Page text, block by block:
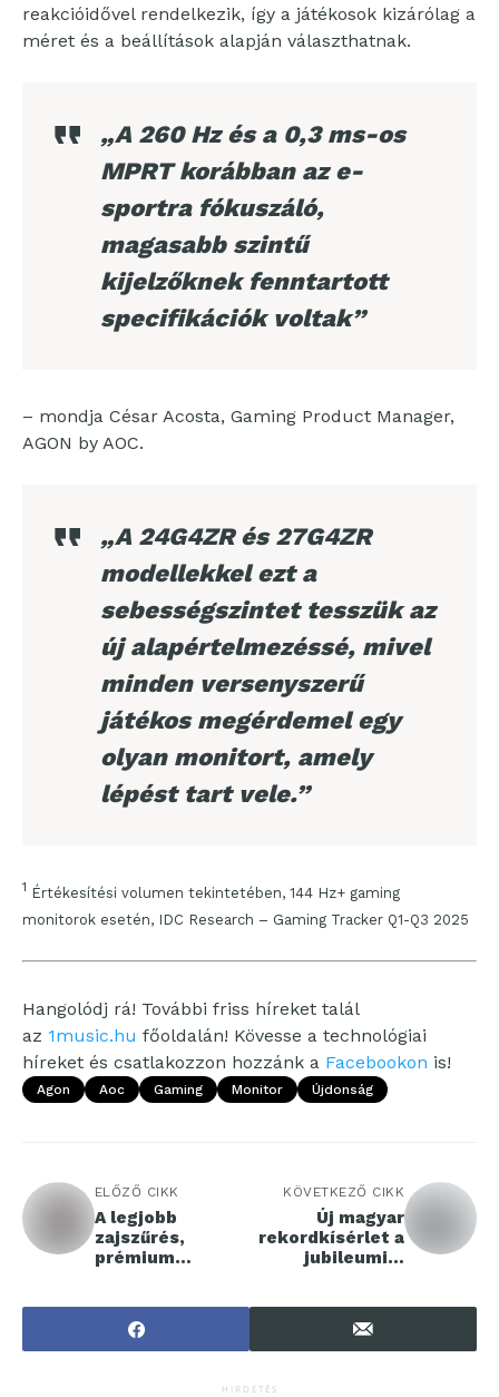
reakcióidővel rendelkezik, így a játékosok kizárólag a
méret és a beállítások alapján választhatnak.
„A 260 Hz és a 0,3 ms-os
MPRT korábban az e-
sportra fókuszáló,
magasabb szintű
kijelzőknek fenntartott
specifikációk voltak”
– mondja César Acosta, Gaming Product Manager,
AGON by AOC.
„A 24G4ZR és 27G4ZR
modellekkel ezt a
sebességszintet tesszük az
új alapértelmezéssé, mivel
minden versenyszerű
játékos megérdemel egy
olyan monitort, amely
lépést tart vele.”
1 Értékesítési volumen tekintetében, 144 Hz+ gaming
monitorok esetén, IDC Research – Gaming Tracker Q1-Q3 2025
Hangolódj rá! További friss híreket talál
az 1music.hu főoldalán! Kövesse a technológiai
híreket és csatlakozzon hozzánk a Facebookon is!
Agon Aoc Gaming Monitor Újdonság
ELŐZŐ CIKK
A legjobb
zajszűrés,
prémium
a WF-1000XM6
valódi vezeték
nélküli
KÖVETKEZŐ CIKK
Új magyar
rekordkísérlet a
jubileumi 4
Kiállításon
HIRDETÉS